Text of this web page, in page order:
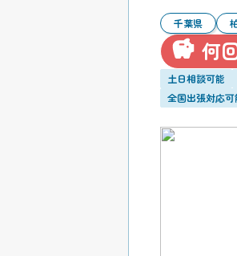
千葉県
何
土日相談可能
全国出張対応可